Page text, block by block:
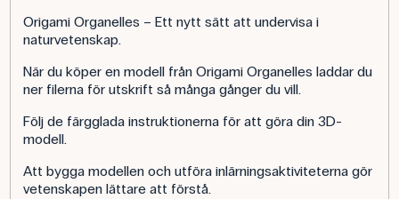
Origami Organelles – Ett nytt sätt att undervisa i
naturvetenskap.
När du köper en modell från Origami Organelles laddar du
ner filerna för utskrift så många gånger du vill.
Följ de färgglada instruktionerna för att göra din 3D-
modell.
Att bygga modellen och utföra inlärningsaktiviteterna gör
vetenskapen lättare att förstå.